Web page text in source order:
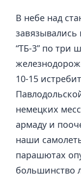
В небе над
“ТБ-3” по три
10-15
немецких
армаду и
наши
парашютах
большинство